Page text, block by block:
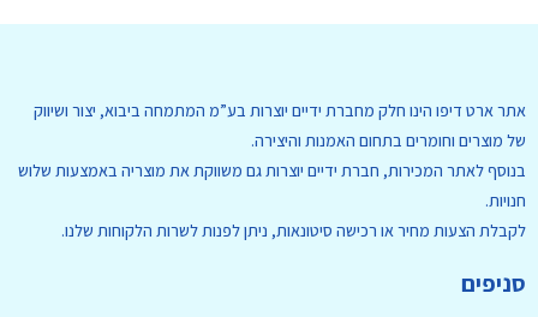
אתר ארט דיפו הינו חלק מחברת ידיים יוצרות בע”מ המתמחה ביבוא, יצור ושיווק
של מוצרים וחומרים בתחום האמנות והיצירה.
בנוסף לאתר המכירות, חברת ידיים יוצרות גם משווקת את מוצריה באמצעות שלוש
חנויות.
לקבלת הצעות מחיר או רכישה סיטונאות, ניתן לפנות לשרות הלקוחות שלנו.
סניפים